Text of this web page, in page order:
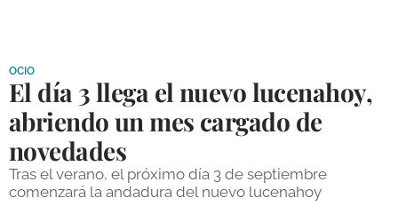
DEPORTES
COMPETICIONES
DEPORTE BASE
OCIO
El día 3 llega el nuevo lucenahoy,
abriendo un mes cargado de
novedades
Tras el verano, el próximo día 3 de septiembre
comenzará la andadura del nuevo lucenahoy